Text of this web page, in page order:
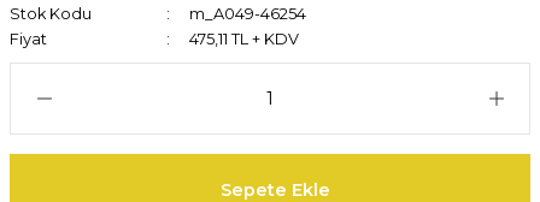
Stok Kodu
m_A049-46254
Fiyat
475,11 TL + KDV
Sepete Ekle